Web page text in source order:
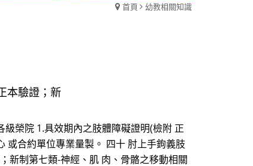
首頁 幼教相關知識
本驗證；新
榮院 1.具效期內之肢體障礙證明(檢附 正
或合約單位專業量製。 四十 肘上手鉤義肢
新制第七類-神經、肌 肉、骨骼之移動相關